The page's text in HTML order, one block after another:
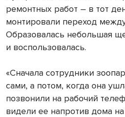
ремонтных работ – в тот
монтировали переход
Образовалась небольшая
и воспользовалась.
«Сначала сотрудники
сами, а потом, когда она
позвонили на рабочий
видели ее напротив дома